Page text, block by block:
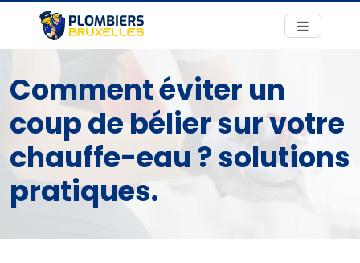
Comment éviter un
coup de bélier sur votre
chauffe-eau ? solutions
pratiques.